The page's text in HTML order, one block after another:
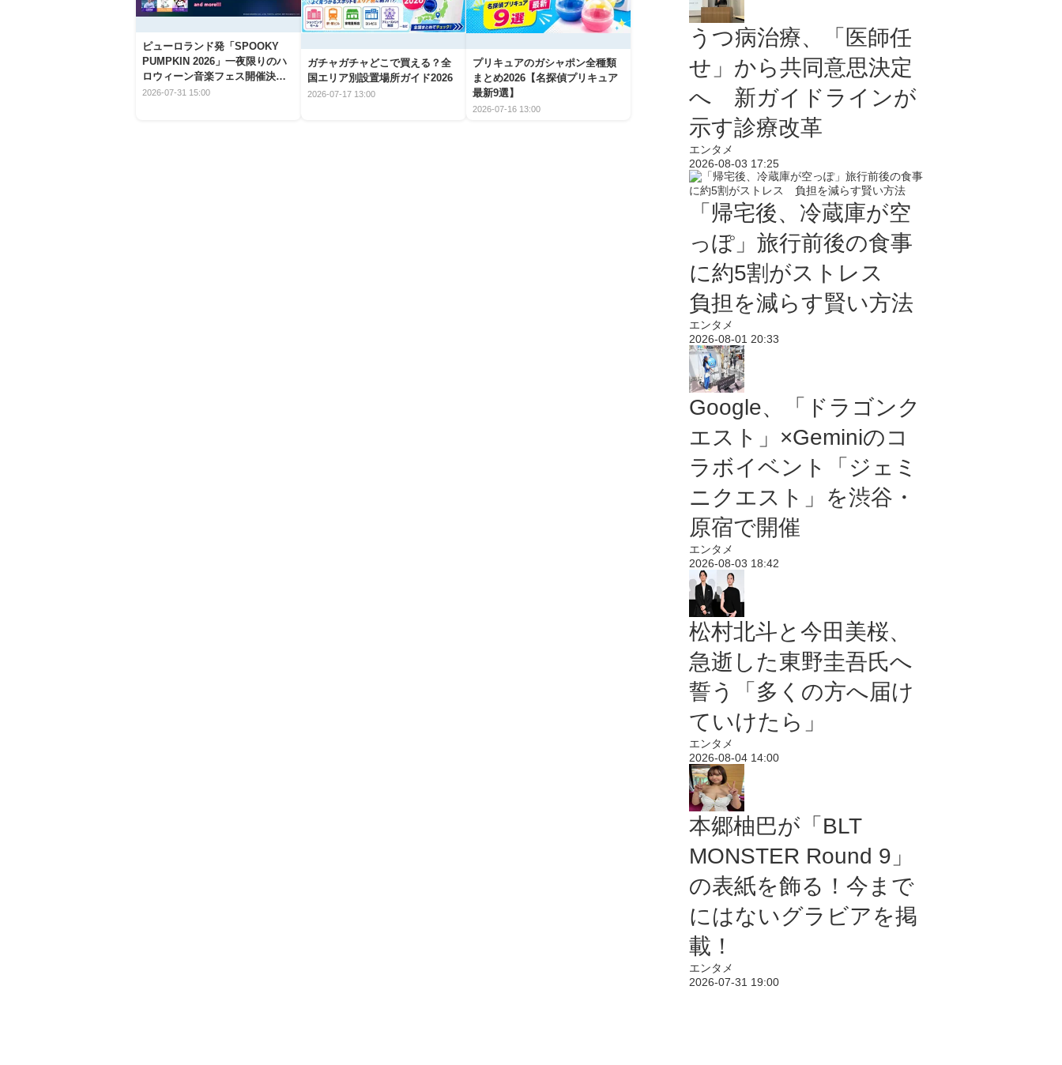
ピューロランド発「SPOOKY
PUMPKIN 2026」一夜限りのハ
ロウィーン音楽フェス開催決
定！
2026-07-31 15:00
ガチャガチャどこで買える？全
国エリア別設置場所ガイド2026
2026-07-17 13:00
プリキュアのガシャポン全種類
まとめ2026【名探偵プリキュア
最新9選】
2026-07-16 13:00
うつ病治療、「医師任
せ」から共同意思決定
へ 新ガイドラインが
示す診療改革
エンタメ
2026-08-03 17:25
「帰宅後、冷蔵庫が空
っぽ」旅行前後の食事
に約5割がストレス
負担を減らす賢い方法
エンタメ
2026-08-01 20:33
Google、「ドラゴンク
エスト」×Geminiのコ
ラボイベント「ジェミ
ニクエスト」を渋谷・
原宿で開催
エンタメ
2026-08-03 18:42
松村北斗と今田美桜、
急逝した東野圭吾氏へ
誓う「多くの方へ届け
ていけたら」
エンタメ
2026-08-04 14:00
本郷柚巴が「BLT
MONSTER Round 9」
の表紙を飾る！今まで
にはないグラビアを掲
載！
エンタメ
2026-07-31 19:00